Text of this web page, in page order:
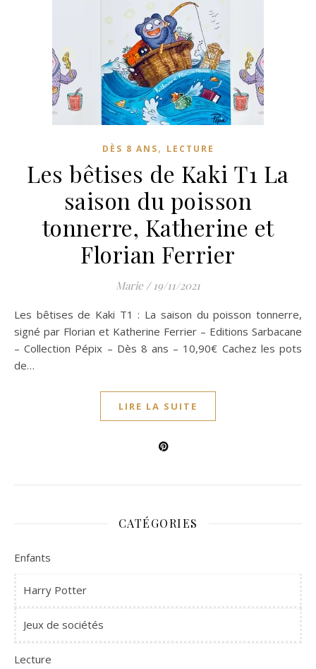
DÈS 8 ANS, LECTURE
Les bêtises de Kaki T1 La
saison du poisson
tonnerre, Katherine et
Florian Ferrier
Marie / 19/11/2021
Les bêtises de Kaki T1 : La saison du poisson tonnerre,
signé par Florian et Katherine Ferrier – Editions Sarbacane
– Collection Pépix – Dès 8 ans – 10,90€ Cachez les pots
de…
LIRE LA SUITE
CATÉGORIES
Enfants
Harry Potter
Jeux de sociétés
Lecture